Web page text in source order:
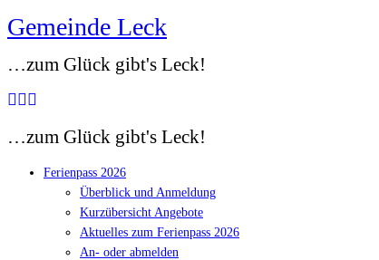
Zum
springen
Gemeinde Leck
…zum Glück gibt's Leck!
…zum Glück gibt's Leck!
Ferienpass 2026
Überblick und Anmeldung
Kurzübersicht Angebote
Aktuelles zum Ferienpass 2026
An- oder abmelden